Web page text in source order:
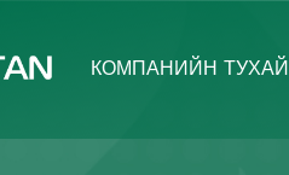
КОМПАНИЙН ТУХАЙ